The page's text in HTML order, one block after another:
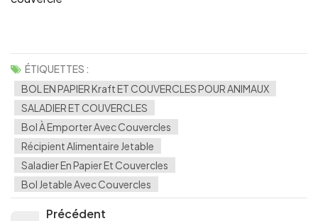
ÉTIQUETTES :
BOL EN PAPIER Kraft ET COUVERCLES POUR ANIMAUX
SALADIER ET COUVERCLES
Bol À Emporter Avec Couvercles
Récipient Alimentaire Jetable
Saladier En Papier Et Couvercles
Bol Jetable Avec Couvercles
Précédent